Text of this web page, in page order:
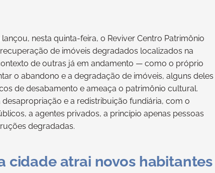
nesta quinta-feira, o Reviver Centro Patrimônio
de imóveis degradados localizados na
de outras já em andamento — como o próprio
o abandono e a degradação de imóveis, alguns deles
de desabamento e ameaça o patrimônio cultural.
e a redistribuição fundiária, com o
a agentes privados, a princípio apenas pessoas
degradadas.
cidade atrai novos habitantes